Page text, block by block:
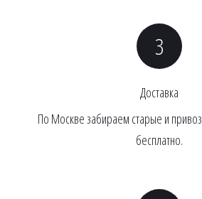
Доставка
По Москве забираем старые и
бесплатно.